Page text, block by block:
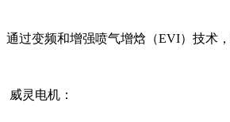
通过变频和增强喷气增焓（EVI）技术
威灵电机：